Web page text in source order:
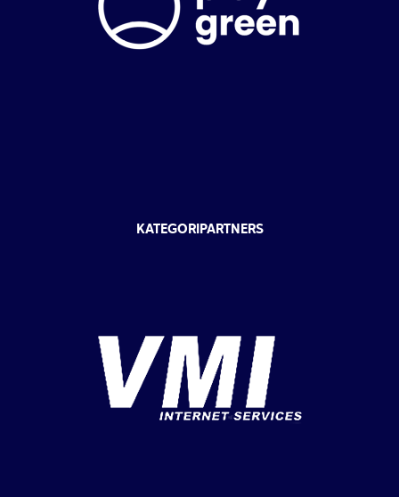
KATEGORIPARTNERS